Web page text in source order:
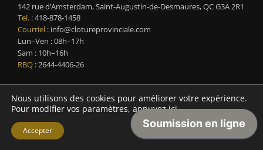
142 rue d’Amsterdam, Saint-Augustin-de-Desmaures, QC G3A 2R1
Tel. :418-878-1458
Courriel : info@clotureprovinciale.com
Lun–Ven : 08h–17h
Sam : 10h–16h
RBQ : 2644-4406-26
©2026 Tous droits réservés | Développé parSelecto
Nous utilisons des cookies pour améliorer votre expérience.
Pour modifier vos paramètres, appuyezici.
Accepter